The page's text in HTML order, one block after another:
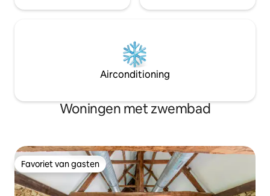
Airconditioning
Woningen met zwembad
Favoriet van gasten
Favoriet van gasten